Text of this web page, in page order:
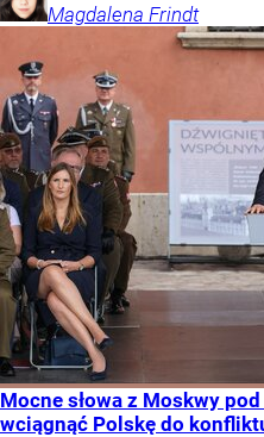
Magdalena Frindt
Mocne słowa z Moskwy
wciągnąć Polskę do